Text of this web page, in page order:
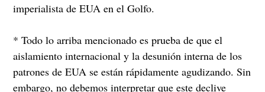
imperialista de EUA en el Golfo.
* Todo lo arriba mencionado es prueba de que el
aislamiento internacional y la desunión interna de los
patrones de EUA se están rápidamente agudizando. Sin
embargo, no debemos interpretar que este declive